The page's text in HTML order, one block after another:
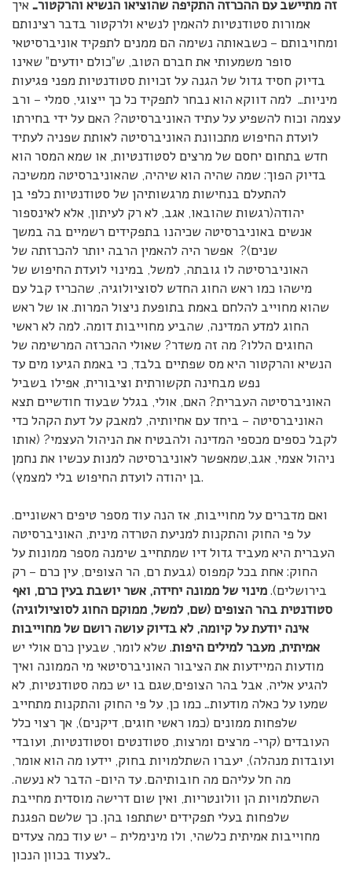
זה מתיישב עם ההכרזה התקיפה שהוציאו הנשיא והרקטור… איך
אמורות סטודנטיות להאמין לנשיא ולרקטור בדבר רצינותם
ומחויבותם – כשבאותה נשימה הם ממנים לתפקיד אוניברסיטאי
סופר משמעותי את חברם הטוב, ש”כולם יודעים” שאינו
בדיוק חסיד גדול של הגנה על זכויות סטודנטיות מפני פגיעות
מיניות… למה דווקא הוא נבחר לתפקיד כל כך ייצוגי, סמלי – ורב
עצמה וכוח להשפיע על עתיד האוניברסיטה? האם על ידי בחירתו
לועדת החיפוש מתכוונת האוניברסיטה לאותת שפניה לעתיד
חדש בתחום יחסם של מרצים לסטודנטיות, או שמא המסר הוא
בדיוק הפוך: שמה שהיה הוא שיהיה, שהאוניברסיטה ממשיכה
להתעלם בנחישות מרגשותיהן של סטודנטיות כלפי בן
יהודה(רגשות שהובאו, אגב, לא רק לעיתון, אלא לאינספור
אנשים באוניברסיטה שכיהנו בתפקידים רשמיים בה במשך
שנים)? אפשר היה להאמין הרבה יותר להכרזתה של
האוניברסיטה לו גובתה, למשל, במינוי לועדת החיפוש של
מישהו כמו ראש החוג החדש לסוציולוגיה, שהכריז קבל עם
שהוא מחוייב להלחם באמת בתופעת ניצול המרות. או של ראש
החוג למדע המדינה, שהביע מחוייבות דומה. למה לא ראשי
החוגים הללו? מה זה משדר? שאולי ההכרזה המרשימה של
הנשיא והרקטור היא מס שפתיים בלבד, כי באמת הגיעו מים עד
נפש מבחינה תקשורתית וציבורית, אפילו בשביל
האוניברסיטה העברית? האם, אולי, בגלל שבעוד חודשיים תצא
האוניברסיטה – ביחד עם אחיותיה, למאבק על דעת הקהל כדי
לקבל כספים מכספי המדינה ולהבטיח את הניהול העצמי? (אותו
ניהול אצמי, אגב,שמאפשר לאוניברסיטה למנות עכשיו את נחמן
בן יהודה לועדת החיפוש בלי למצמץ).
ואם מדברים על מחוייבות, אז הנה עוד מספר טיפים ראשוניים.
על פי החוק והתקנות למניעת הטרדה מינית, האוניברסיטה
העברית היא מעביד גדול דיו שמתחייב שימנה מספר ממונות על
החוק: אחת בכל קמפוס (גבעת רם, הר הצופים, עין כרם – רק
בירושלים). מינוי של ממונה יחידה, אשר יושבת בעין כרם, ואף
סטודנטית בהר הצופים (שם, למשל, ממוקם החוג לסוציולוגיה)
אינה יודעת על קיומה, לא בדיוק עושה רושם של מחוייבות
אמיתית, מעבר למילים היפות. שלא לומר, שבעין כרם אולי יש
מודעות המיידעות את הציבור האוניברסיטאי מי הממונה ואיך
להגיע אליה, אבל בהר הצופים,שגם בו יש כמה סטודנטיות, לא
שמעו על כאלה מודעות… כמו כן, על פי החוק והתקנות מתחייב
שלפחות ממונים (כמו ראשי חוגים, דיקנים), אך רצוי כלל
העובדים (קרי- מרצים ומרצות, סטודנטים וסטודנטיות, ועובדי
ועובדות מנהלה), יעברו השתלמויות בחוק, יידעו מה הוא אומר,
מה חל עליהם מה חובותיהם. עד היום- הדבר לא נעשה.
השתלמויות הן וולונטריות, ואין שום דרישה מוסדית מחייבת
שלפחות בעלי תפקידים ישתתפו בהן. כך שלשם הפגנת
מחוייבות אמיתית כלשהי, ולו מינימלית – יש עוד כמה צעדים
לצעוד בכוון הנכון…